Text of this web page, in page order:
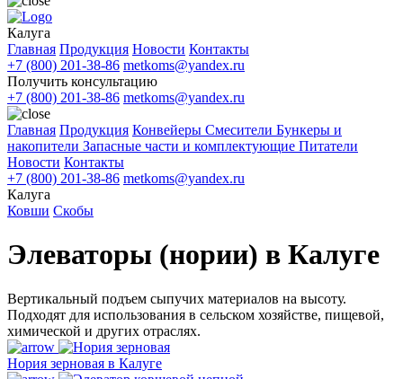
Калуга
Главная Продукция Новости Контакты
+7 (800) 201-38-86 metkoms@yandex.ru
Получить консультацию
+7 (800) 201-38-86 metkoms@yandex.ru
Главная Продукция Конвейеры Смесители Бункеры и
накопители Запасные части и комплектующие Питатели
Новости Контакты
+7 (800) 201-38-86 metkoms@yandex.ru
Калуга
Ковши Скобы
Элеваторы (нории) в Калуге
Вертикальный подъем сыпучих материалов на высоту.
Подходят для использования в сельском хозяйстве, пищевой,
химической и других отраслях.
Нория зерновая в Калуге